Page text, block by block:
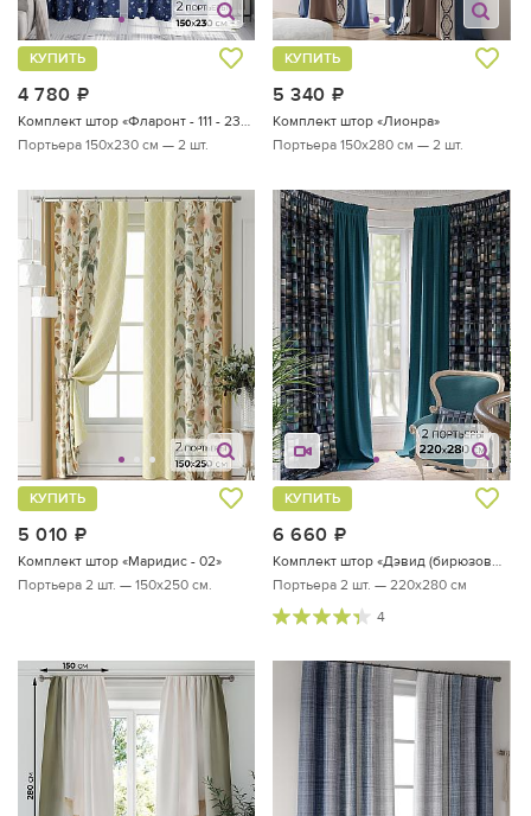
4 780
КУПИТЬ
Комплект штор «Фларонт - 111 - 230 см»
Портьера 150х230 см — 2 шт.
5 340
КУПИТЬ
Комплект штор «Лионра»
Портьера 150х280 см — 2 шт.
5 010
КУПИТЬ
Комплект штор «Маридис - 02»
Портьера 2 шт. — 150х250 см.
6 660
КУПИТЬ
Комплект штор «Дэвид (бирюзовый)»
Портьера 2 шт. — 220х280 см
4